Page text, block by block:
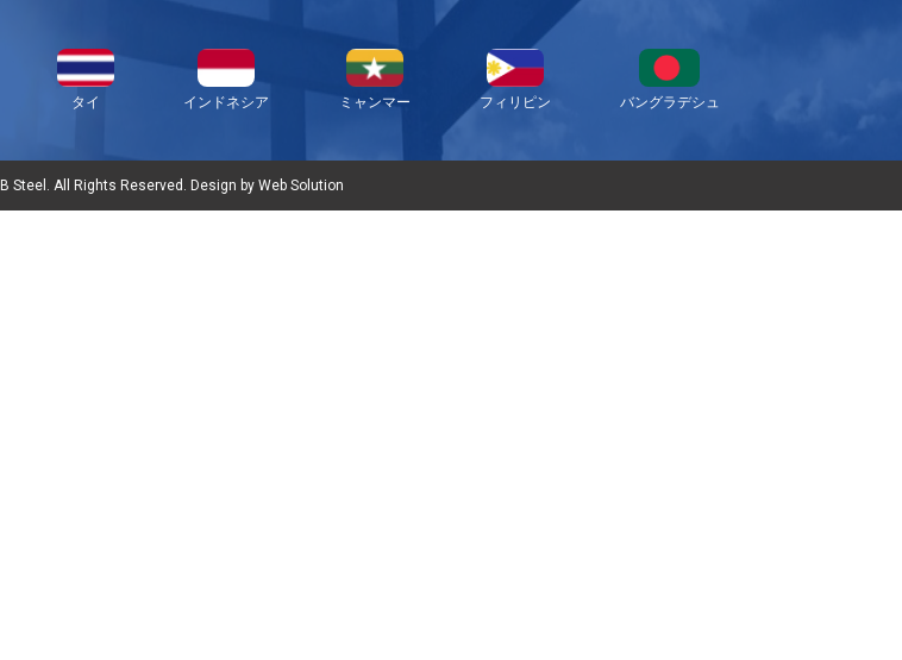
タイ インドネシア ミャンマー フィリピン バングラデシュ
Steel. All Rights Reserved. Design by Web Solution